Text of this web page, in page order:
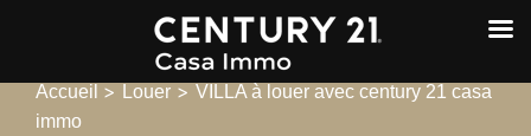
Accueil > Louer > VILLA à louer avec century 21 casa
immo